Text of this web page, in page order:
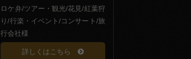
ロケ弁/ツアー・観光/花見/紅葉狩
り/行楽・イベント/コンサート/旅
行会社様
詳しくはこちら